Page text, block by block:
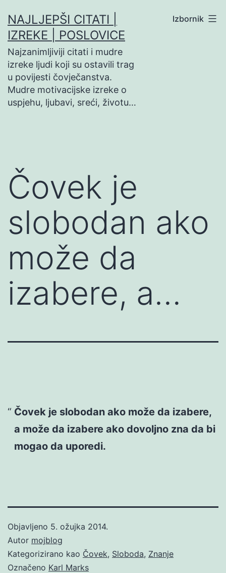
na
sadržaj
NAJLJEPŠI CITATI |
IZREKE | POSLOVICE
Najzanimljiviji citati i mudre
izreke ljudi koji su ostavili trag
u povijesti čovječanstva.
Mudre motivacijske izreke o
uspjehu, ljubavi, sreći, životu…
Izbornik
Čovek je
slobodan ako
može da
izabere, a…
Čovek je slobodan ako može da izabere,
a može da izabere ako dovoljno zna da bi
mogao da uporedi.
Objavljeno 5. ožujka 2014.
Autor mojblog
Kategorizirano kao Čovek, Sloboda, Znanje
Označeno Karl Marks